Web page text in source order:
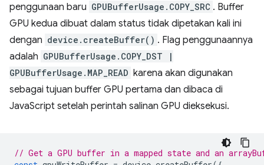
penggunaan baru GPUBufferUsage.COPY_SRC . Buffer
GPU kedua dibuat dalam status tidak dipetakan kali ini
dengan device.createBuffer() . Flag penggunaannya
adalah GPUBufferUsage.COPY_DST |
GPUBufferUsage.MAP_READ karena akan digunakan
sebagai tujuan buffer GPU pertama dan dibaca di
JavaScript setelah perintah salinan GPU dieksekusi.
// Get a GPU buffer in a mapped state and an